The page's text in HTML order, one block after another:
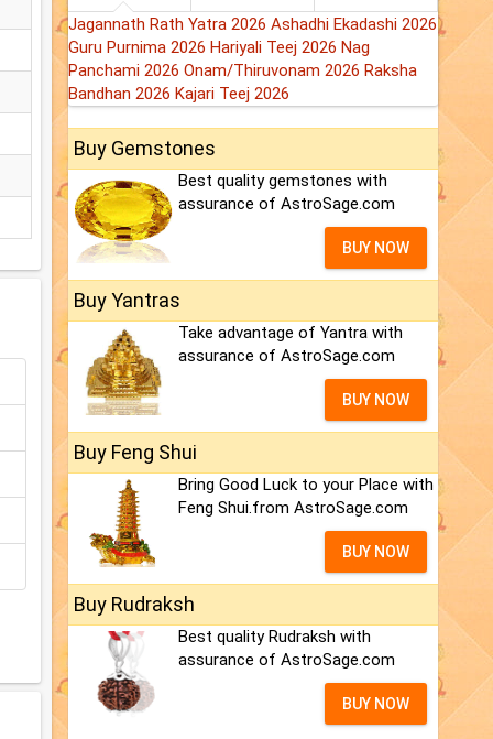
Jagannath Rath Yatra 2026 Ashadhi Ekadashi 2026
Guru Purnima 2026 Hariyali Teej 2026 Nag
Panchami 2026 Onam/Thiruvonam 2026 Raksha
Bandhan 2026 Kajari Teej 2026
Buy Gemstones
Best quality gemstones with
assurance of AstroSage.com
BUY NOW
Buy Yantras
Take advantage of Yantra with
assurance of AstroSage.com
BUY NOW
Buy Feng Shui
Bring Good Luck to your Place with
Feng Shui.from AstroSage.com
BUY NOW
Buy Rudraksh
Best quality Rudraksh with
assurance of AstroSage.com
BUY NOW